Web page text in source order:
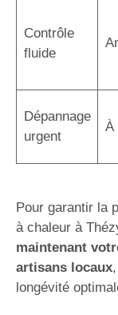
Contrôle
fluide
Dépannage
urgent
À
Pour garantir la
à chaleur à
maintenant
artisans locaux
longévité